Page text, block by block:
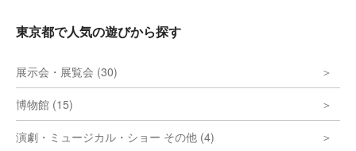
東京都で人気の遊びから探す
展示会・展覧会 (30)
博物館 (15)
演劇・ミュージカル・ショー その他 (4)